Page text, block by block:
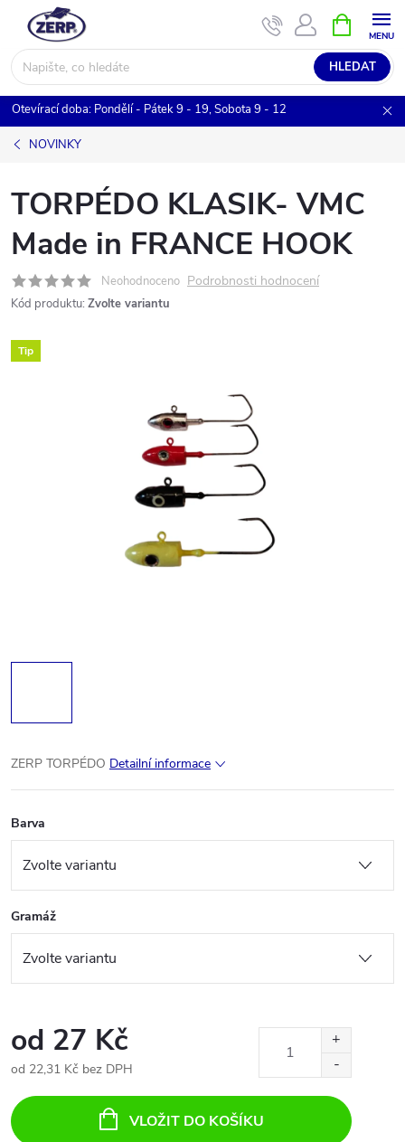
obsah
HLEDAT
NÁKUPNÍ
KOŠÍK
Otevírací doba: Pondělí - Pátek 9 - 19, Sobota 9 - 12
NOVINKY
TORPÉDO KLASIK- VMC
Made in FRANCE HOOK
Neohodnoceno Podrobnosti hodnocení
Kód produktu: Zvolte variantu
Tip
ZERP TORPÉDO Detailní informace
Barva
Gramáž
od 27 Kč
od 22,31 Kč bez DPH
cena:
VLOŽIT DO KOŠÍKU